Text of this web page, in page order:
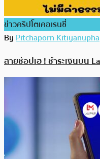
ข่าวคริปโตเคอเรนซี่
ByPitchaporn
สายช้อปเฮ ! ชำระเงินบน